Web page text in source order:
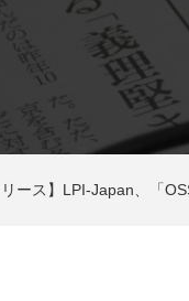
リース】LPI-Japan、「